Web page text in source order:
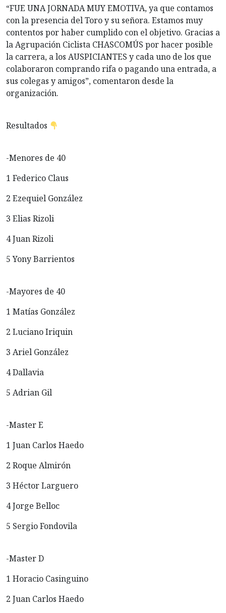
“FUE UNA JORNADA MUY EMOTIVA, ya que contamos
con la presencia del Toro y su señora. Estamos muy
contentos por haber cumplido con el objetivo. Gracias a
la Agrupación Ciclista CHASCOMÚS por hacer posible
la carrera, a los AUSPICIANTES y cada uno de los que
colaboraron comprando rifa o pagando una entrada, a
sus colegas y amigos”, comentaron desde la
organización.
Resultados
-Menores de 40
1 Federico Claus
2 Ezequiel González
3 Elias Rizoli
4 Juan Rizoli
5 Yony Barrientos
-Mayores de 40
1 Matías González
2 Luciano Iriquin
3 Ariel González
4 Dallavia
5 Adrian Gil
-Master E
1 Juan Carlos Haedo
2 Roque Almirón
3 Héctor Larguero
4 Jorge Belloc
5 Sergio Fondovila
-Master D
1 Horacio Casinguino
2 Juan Carlos Haedo